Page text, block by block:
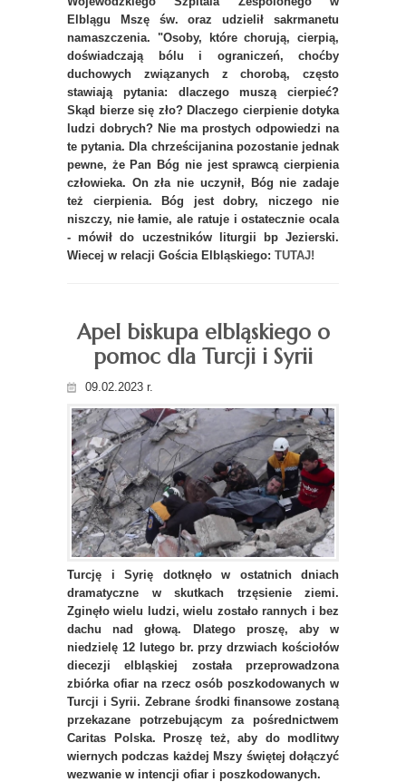
Elblągu Mszę św. oraz udzielił sakrmanetu
namaszczenia. "Osoby, które chorują, cierpią,
doświadczają bólu i ograniczeń, choćby
duchowych związanych z chorobą, często
stawiają pytania: dlaczego muszą cierpieć?
Skąd bierze się zło? Dlaczego cierpienie dotyka
ludzi dobrych? Nie ma prostych odpowiedzi na
te pytania. Dla chrześcijanina pozostanie jednak
pewne, że Pan Bóg nie jest sprawcą cierpienia
człowieka. On zła nie uczynił, Bóg nie zadaje
też cierpienia. Bóg jest dobry, niczego nie
niszczy, nie łamie, ale ratuje i ostatecznie ocala
- mówił do uczestników liturgii bp Jezierski.
Wiecej w relacji Gościa Elbląskiego: TUTAJ!
Apel biskupa elbląskiego o
pomoc dla Turcji i Syrii
09.02.2023 r.
Turcję i Syrię dotknęło w ostatnich dniach
dramatyczne w skutkach trzęsienie ziemi.
Zginęło wielu ludzi, wielu zostało rannych i bez
dachu nad głową. Dlatego proszę, aby w
niedzielę 12 lutego br. przy drzwiach kościołów
diecezji elbląskiej została przeprowadzona
zbiórka ofiar na rzecz osób poszkodowanych w
Turcji i Syrii. Zebrane środki finansowe zostaną
przekazane potrzebującym za pośrednictwem
Caritas Polska. Proszę też, aby do modlitwy
wiernych podczas każdej Mszy świętej dołączyć
wezwanie w intencji ofiar i poszkodowanych.